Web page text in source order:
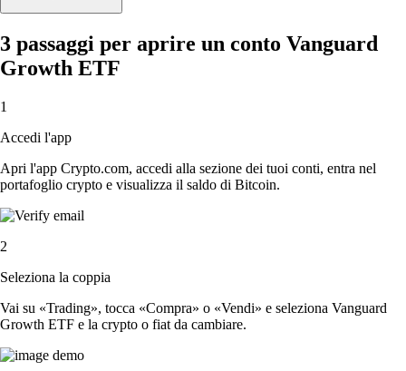
3 passaggi per aprire un conto Vanguard
Growth ETF
1
Accedi l'app
Apri l'app Crypto.com, accedi alla sezione dei tuoi conti, entra nel
portafoglio crypto e visualizza il saldo di Bitcoin.
2
Seleziona la coppia
Vai su «Trading», tocca «Compra» o «Vendi» e seleziona Vanguard
Growth ETF e la crypto o fiat da cambiare.